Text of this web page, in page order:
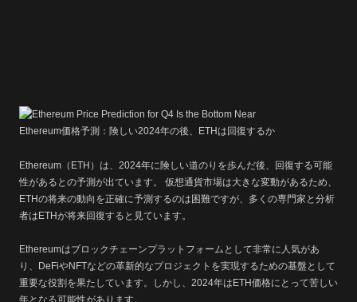
Ethereum価格予測：険しい2024年の後、ETHは回復するか
Ethereum（ETH）は、2024年に険しい道のりを歩んだ後、回復する可能
性があるとの予測が出ています。 仮想通貨市場は大きな変動があるため、
ETHの将来の動向を正確に予測するのは困難ですが、多くの専門家と分析
者はETHが将来回復すると見ています。
Ethereumはブロックチェーンプラットフォームとして非常に人気があ
り、DeFiやNFTなどの革新的なプロジェクトを実現するための基盤として
重要な役割を果たしています。しかし、2024年はETH価格にとって苦しい
年となる可能性があります。